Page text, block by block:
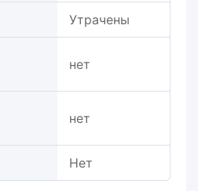
Утрачены
нет
нет
Нет